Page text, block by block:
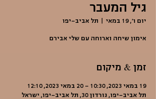
גיל המעבר
יום ו׳, 19 במאי תל אביב-יפו
אימון שיחה וארוחה עם שלי אבירם
זמן & מיקום
19 במאי 2023, 10:30 – 20 במאי 2023, 12:10
תל אביב-יפו, גורדון 30, תל אביב-יפו, ישראל